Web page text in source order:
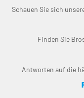
Schauen Sie sich
Finden Sie
Antworten auf die